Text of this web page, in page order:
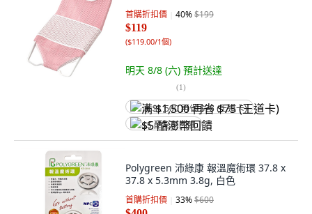
首購折扣價 40%$199
$119
($119.00/1個)
明天 8/8 (六) 預計送達
(1)
满 $1,500 再省 $75 (王道卡)
$5 酷澎幣回饋
Polygreen 沛綠康 報溫魔術環 37.8 x
37.8 x 5.3mm 3.8g, 白色
首購折扣價 33%$600